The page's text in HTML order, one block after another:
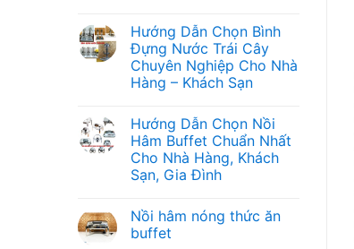
bình
luận
ở
Đĩa
Đá
Tròn
66003:
Nâng
Tầm
Trải
Nghiệm
Ẩm
Nghệ
Thuật
Trang
Hướng Dẫn Chọn Bình
Đựng Nước Trái Cây
Chuyên Nghiệp Cho Nhà
Hàng – Khách Sạn
bình
luận
ở
Hướng
Dẫn
Chọn
Nước
Trái
Cây
Hướng Dẫn Chọn Nồi
Hâm Buffet Chuẩn Nhất
Cho Nhà Hàng, Khách
Sạn, Gia Đình
bình
luận
ở
Nồi hâm nóng thức ăn
buffet